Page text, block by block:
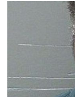
Політика
Світ